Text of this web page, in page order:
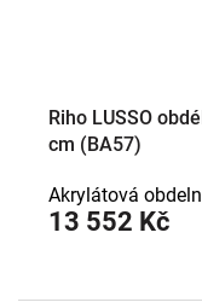
Riho LUSSO
cm (BA57)
13 552 Kč
Akrylátová